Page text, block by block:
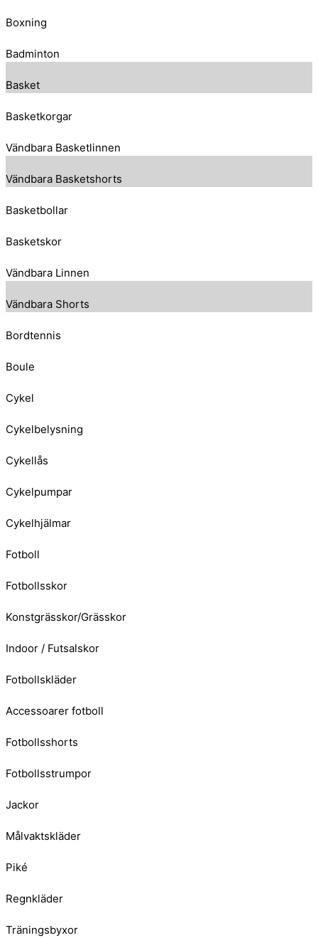
Boxning
Badminton
Basket
Basketkorgar
Vändbara Basketlinnen
Vändbara Basketshorts
Basketbollar
Basketskor
Vändbara Linnen
Vändbara Shorts
Bordtennis
Boule
Cykel
Cykelbelysning
Cykellås
Cykelpumpar
Cykelhjälmar
Fotboll
Fotbollsskor
Konstgrässkor/Grässkor
Indoor / Futsalskor
Fotbollskläder
Accessoarer fotboll
Fotbollsshorts
Fotbollsstrumpor
Jackor
Målvaktskläder
Piké
Regnkläder
Träningsbyxor